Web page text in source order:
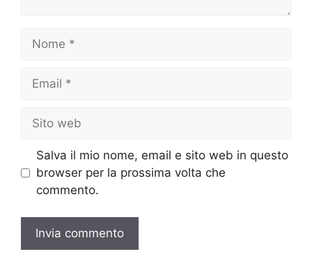
Nome
Email
Sito
web
Salva il mio nome, email e sito web in questo
browser per la prossima volta che
commento.